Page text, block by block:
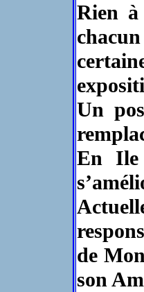
Rien à
Un
En Ile
de
son